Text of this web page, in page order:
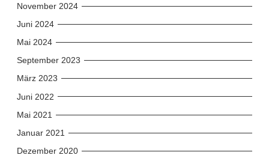
November 2024
Juni 2024
Mai 2024
September 2023
März 2023
Juni 2022
Mai 2021
Januar 2021
Dezember 2020